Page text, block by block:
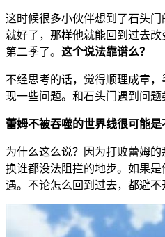
这时候很多小伙伴想到了石头
就好了，那样他就能回到过去
第二季了。 这个说法靠谱么？
不经思考的话，觉得顺理成章
现一些问题。和石头门遇到问题
蕾姆不被吞噬的世界线很可能是
为什么这么说？因为打败蕾姆
换谁都没法阻拦的地步。如果
遇。不论怎么回到过去，都避不